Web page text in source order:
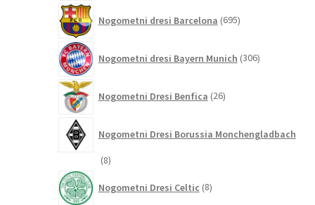
Nogometni dresi Barcelona 695izdelkov
Nogometni dresi Bayern Munich 306izdelkov
Nogometni Dresi Benfica 26izdelkov
Nogometni Dresi Borussia Monchengladbach
88
Nogometni Dresi Celtic 8izdelkov